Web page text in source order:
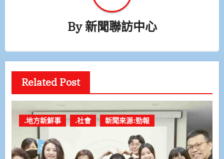
By新聞聯訪中心
Related Post
.地方新鮮事 .社會 新聞來源:勁報